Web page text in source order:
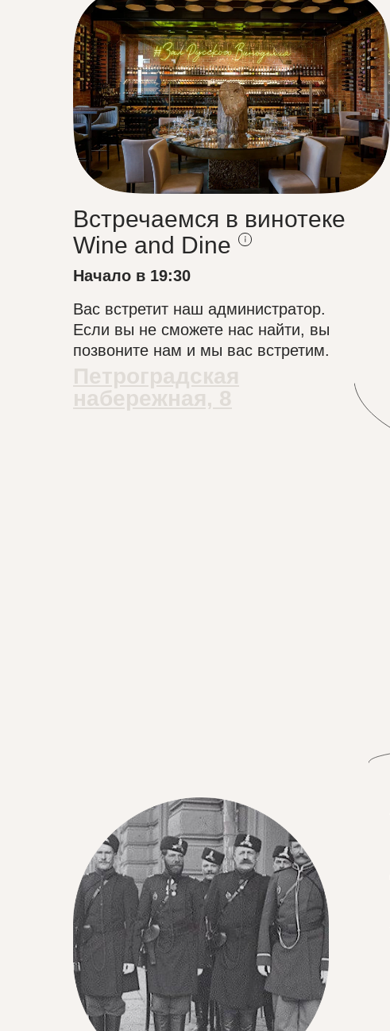
Петроградская
набережная, 8
Встречаемся в винотеке
Wine and Dine‎
Вас встретит наш администратор.
Если вы не сможете нас найти, вы
позвоните нам и мы вас встретим.
Начало в 19:30